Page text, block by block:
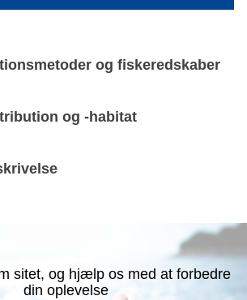
og fiskeredskaber
og -habitat
sitet, og hjælp os med at forbedre
din oplevelse